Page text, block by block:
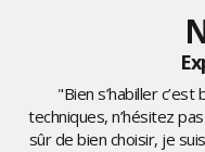
"Bien s’habiller
techniques, n’hésitez
sûr de bien choisir, je